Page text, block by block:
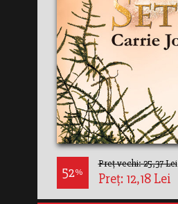
52%
Preț vechi: 25,37 Lei
Preț: 12,18 Lei